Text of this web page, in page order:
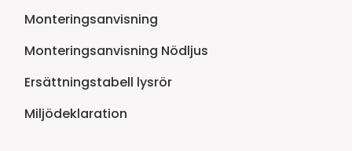
Monteringsanvisning
Monteringsanvisning Nödljus
Ersättningstabell lysrör
Miljödeklaration